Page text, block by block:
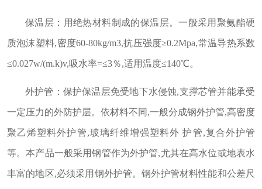
保温层：用绝热材料制成的保温层。一般采用聚氨酯硬
质泡沫塑料,密度60-80kg/m3,抗压强度≥0.2Mpa,常温导热系数
≤0.027w/(m.k)v,吸水率=≤3％,适用温度≤140℃。
外护管：保护保温层免受地下水侵蚀,支撑芯管并能承受
一定压力的外防护层。依材料不同,一般分成钢外护管,高密度
聚乙烯塑料外护管,玻璃纤维增强塑料外 护管,复合外护管
等。本产品一般采用钢管作为外护管,尤其在高水位或地表水
丰富的地区,必须采用钢外护管。钢外护管材料性能和公差尺